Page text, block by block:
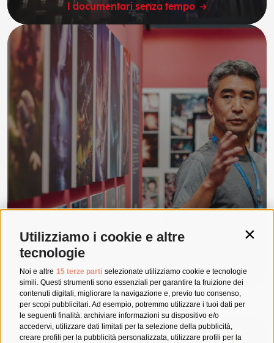
Utilizziamo i cookie e altre
tecnologie
Noi e altre 15 terze parti selezionate utilizziamo cookie e tecnologie
simili. Questi strumenti sono essenziali per garantire la fruizione dei
contenuti digitali, migliorare la navigazione e, previo tuo consenso,
per scopi pubblicitari. Ad esempio, potremmo utilizzare i tuoi dati per
le seguenti finalità: archiviare informazioni su dispositivo e/o
accedervi, utilizzare dati limitati per la selezione della pubblicità,
creare profili per la pubblicità personalizzata, utilizzare profili per la
I documentari senza tempo
Le grandi mostre